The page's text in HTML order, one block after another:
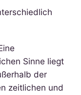
Sinne liegt
der
zeitlichen und